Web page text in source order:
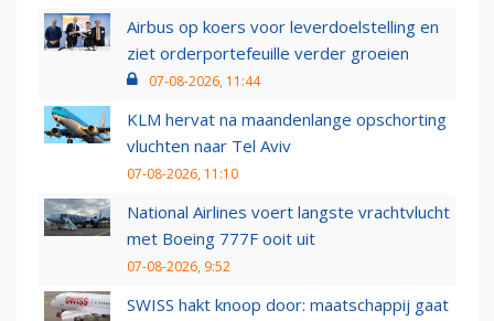
Airbus op koers voor leverdoelstelling en
ziet orderportefeuille verder groeien
07-08-2026, 11:44
KLM hervat na maandenlange opschorting
vluchten naar Tel Aviv
07-08-2026, 11:10
National Airlines voert langste vrachtvlucht
met Boeing 777F ooit uit
07-08-2026, 9:52
SWISS hakt knoop door: maatschappij gaat